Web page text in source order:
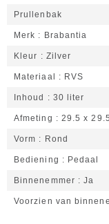
Prullenbak
Merk Brabantia
Kleur Zilver
Materiaal RVS
Inhoud 30 liter
Afmeting 29.5 x
Vorm Rond
Bediening Pedaal
Binnenemmer Ja
Voorzien van